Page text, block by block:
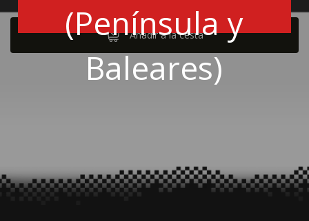
(Península y
Baleares)
Añadir a la cesta